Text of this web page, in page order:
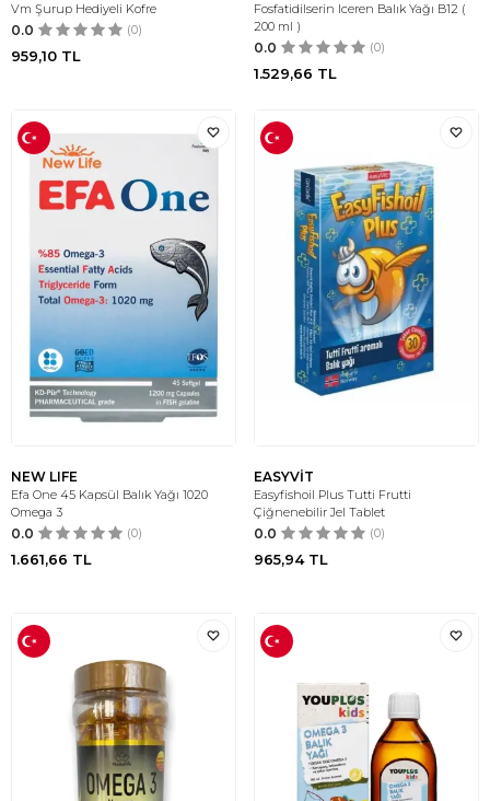
Vm Şurup Hediyeli Kofre
0.0 (0)
959,10 TL
Fosfatidilserin Iceren Balık Yağı B12 (
200 ml )
0.0 (0)
1.529,66 TL
NEW LIFE
Efa One 45 Kapsül Balık Yağı 1020
Omega 3
0.0 (0)
1.661,66 TL
EASYVİT
Easyfishoil Plus Tutti Frutti
Çiğnenebilir Jel Tablet
0.0 (0)
965,94TL